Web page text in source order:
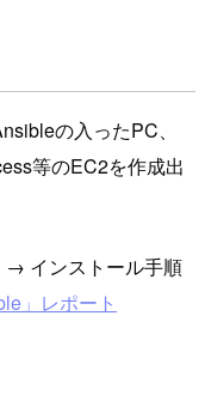
の入ったPC、
等のEC2を作成出
→ インストール手順
」レポート